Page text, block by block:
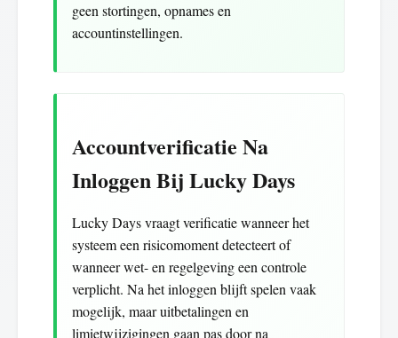
geen stortingen, opnames en
accountinstellingen.
Accountverificatie Na
Inloggen Bij Lucky Days
Lucky Days vraagt verificatie wanneer het
systeem een risicomoment detecteert of
wanneer wet- en regelgeving een controle
verplicht. Na het inloggen blijft spelen vaak
mogelijk, maar uitbetalingen en
limietwijzigingen gaan pas door na